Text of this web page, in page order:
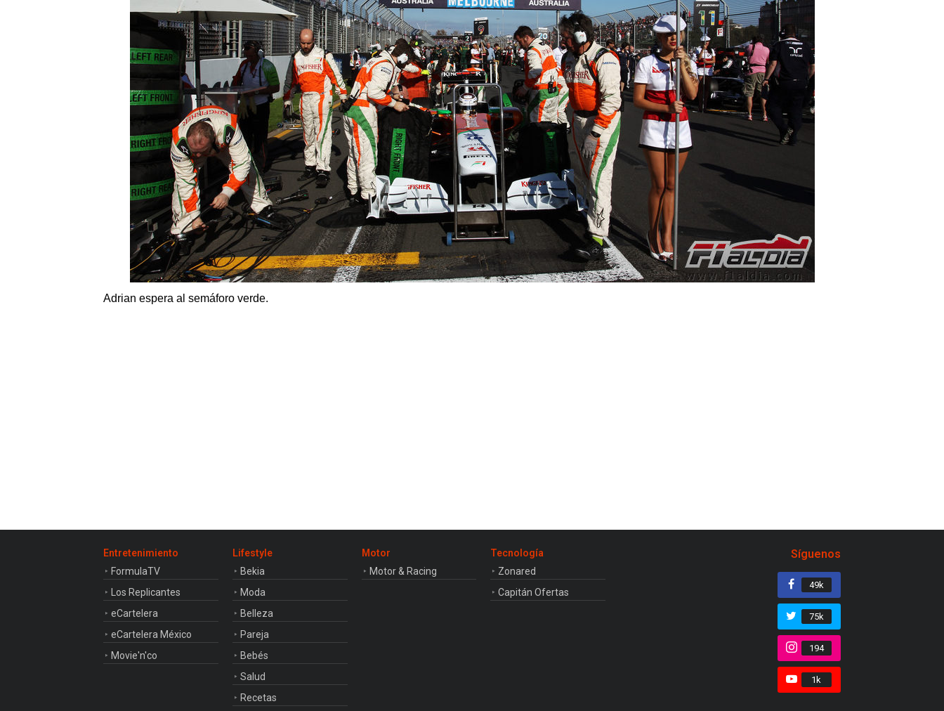
Adrian espera al semáforo verde.
Entretenimiento
FormulaTV
Los Replicantes
eCartelera
eCartelera México
Movie'n'co
Lifestyle
Bekia
Moda
Belleza
Pareja
Bebés
Salud
Recetas
Motor
Motor & Racing
Tecnología
Zonared
Capitán Ofertas
Síguenos
49k
75k
194
1k